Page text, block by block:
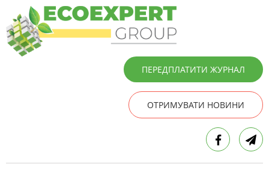
ПЕРЕДПЛАТИТИ ЖУРНАЛ
ОТРИМУВАТИ НОВИНИ